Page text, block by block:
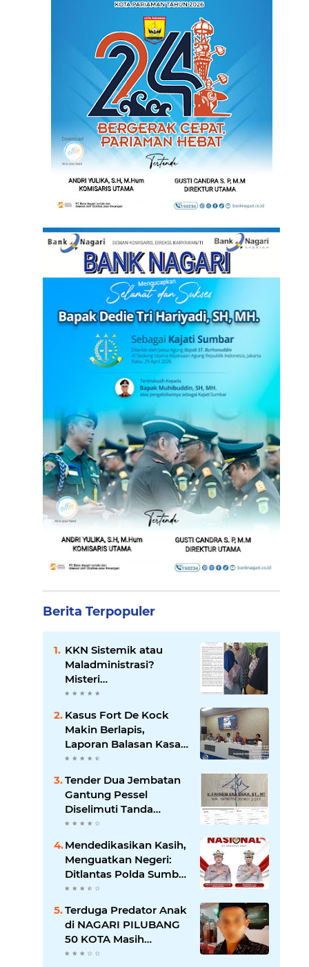
Berita Terpopuler
KKN Sistemik atau
Maladministrasi?
Misteri
"Dikorbankannya" SDN
Transparansi Pemkot
Padang
Kasus Fort De Kock
Makin Berlapis,
Laporan Balasan Kasat
Pol PP Disorot: Upaya
atau Pengalihan Isu?
Tender Dua Jembatan
Gantung Pessel
Diselimuti Tanda
Tanya, Gangguan
di Balik Layar?
Mendedikasikan Kasih,
Menguatkan Negeri:
Ditlantas Polda Sumbar
Apresiasi Peran
sebagai Pilar
Pengabdian
Terduga Predator Anak
di NAGARI PILUBANG
50 KOTA Masih
Berkeliaran